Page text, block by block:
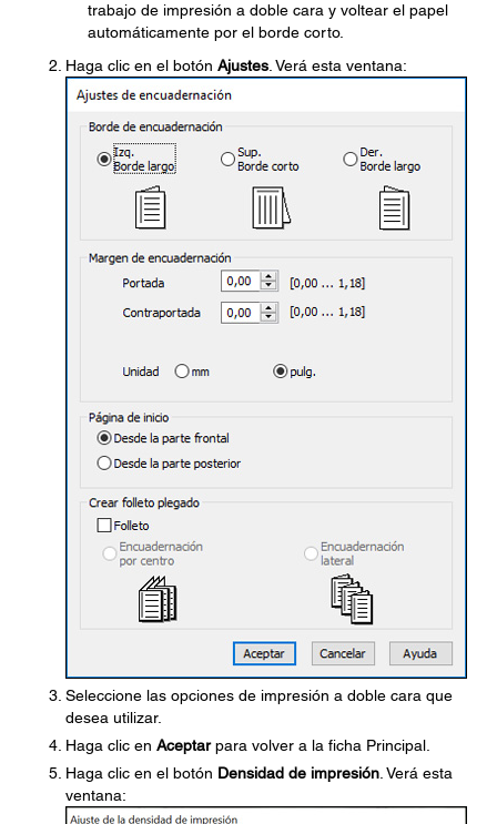
trabajo de impresión a doble cara y voltear el papel
automáticamente por el borde corto.
Haga clic en el botón Ajustes . Verá esta ventana:
Seleccione las opciones de impresión a doble cara que
desea utilizar.
Haga clic en Aceptarpara volver a la ficha Principal.
Haga clic en el botón Densidad de impresión . Verá esta
ventana: